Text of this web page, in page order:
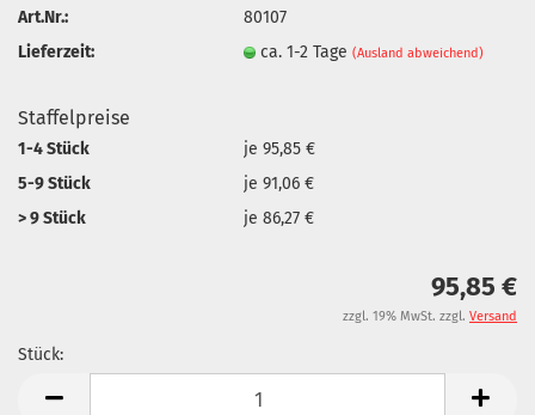
Art.Nr.:
80107
Lieferzeit:
ca. 1-2 Tage(Ausland abweichend)
Staffelpreise
1-4 Stück
je 95,85 €
5-9 Stück
je 91,06 €
> 9 Stück
je 86,27 €
95,85 €
zzgl. 19% MwSt. zzgl. Versand
Stück: